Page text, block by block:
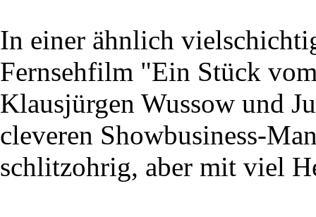
In einer ähnlich
Fernsehfilm "Ein Stück
Klausjürgen Wussow und
cleveren Showbusiness-
schlitzohrig, aber mit viel